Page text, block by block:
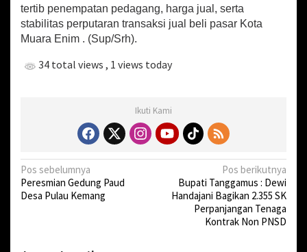
tertib penempatan pedagang, harga jual, serta
stabilitas perputaran transaksi jual beli pasar Kota
Muara Enim . (Sup/Srh).
34 total views , 1 views today
Ikuti Kami
N
a
Pos sebelumnya
Peresmian Gedung Paud
Desa Pulau Kemang
Pos berikutnya
Bupati Tanggamus : Dewi
Handajani Bagikan 2.355 SK
Perpanjangan Tenaga
Kontrak Non PNSD